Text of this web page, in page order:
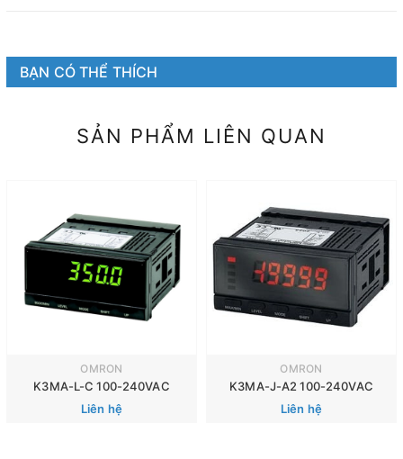
BẠN CÓ THỂ THÍCH
SẢN PHẨM LIÊN QUAN
OMRON
K3MA-L-C 100-240VAC
Liên hệ
OMRON
K3MA-J-A2 100-240VAC
Liên hệ